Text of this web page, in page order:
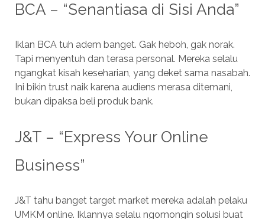
BCA – “Senantiasa di Sisi Anda”
Iklan BCA tuh adem banget. Gak heboh, gak norak.
Tapi menyentuh dan terasa personal. Mereka selalu
ngangkat kisah keseharian, yang deket sama nasabah.
Ini bikin trust naik karena audiens merasa ditemani,
bukan dipaksa beli produk bank.
J&T – “Express Your Online
Business”
J&T tahu banget target market mereka adalah pelaku
UMKM online. Iklannya selalu ngomongin solusi buat